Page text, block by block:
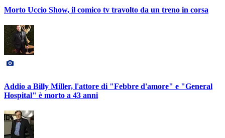
Morto Uccio Show, il comico tv travolto da un treno in corsa
Addio a Billy Miller, l'attore di "Febbre d'amore" e "General
Hospital" è morto a 43 anni